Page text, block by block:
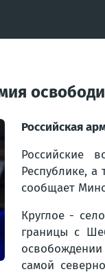
Российская
Российские
Республике, а
сообщает
Круглое -
границы с
самой